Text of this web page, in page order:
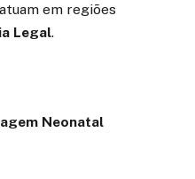
em regiões
Legal.
Neonatal